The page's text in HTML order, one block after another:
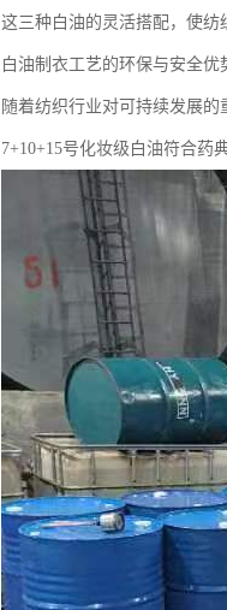
这三种白油的灵活搭配，使纺
白油制衣工艺的环保与安全优
随着纺织行业对可持续发展的
7+10+15号化妆级白油符合药